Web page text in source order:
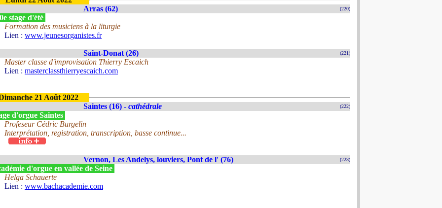
Arras (62)
(220)
stage d'été
Formation des musiciens à la liturgie
Lien : www.jeunesorganistes.fr
Saint-Donat (26) (221)
Master classe d'improvisation Thierry Escaich
Lien : masterclassthierryescaich.com
21 Août 2022
Saintes (16) - cathédrale (222)
d'orgue Saintes
Profeseur Cédric Burgelin
Interprétation, registration, transcription, basse continue...
Vernon, Les Andelys, louviers, Pont de l' (76) (223)
d'orgue en vallée de Seine
Helga Schauerte
Lien : www.bachacademie.com